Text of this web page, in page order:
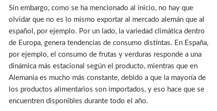
Sin embargo, como se ha mencionado al inicio, no hay que
olvidar que no es lo mismo exportar al mercado alemán que al
español, por ejemplo. Por un lado, la variedad climática dentro
de Europa, genera tendencias de consumo distintas. En España,
por ejemplo, el consumo de frutas y verduras responde a una
dinámica más estacional según el producto, mientras que en
Alemania es mucho más constante, debido a que la mayoría de
los productos alimentarios son importados, y eso hace que se
encuentren disponibles durante todo el año.